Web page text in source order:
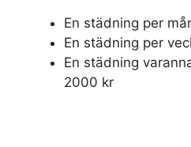
En städning per
En städning per
En städning
2000 kr